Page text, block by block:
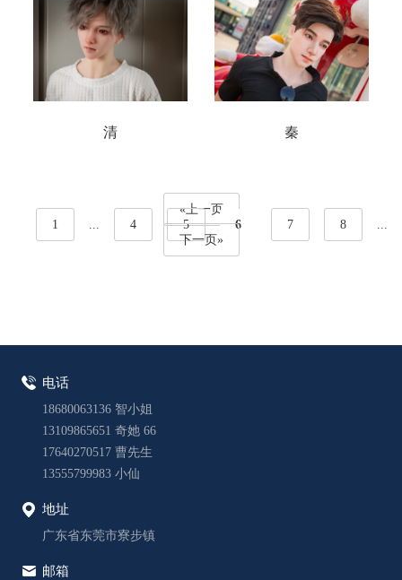
清 秦
«上一页
1
4 5 6 7 8
下一页»
电话
18680063136 智小姐
13109865651 奇她 66
17640270517 曹先生
13555799983 小仙
地址
广东省东莞市寮步镇
邮箱